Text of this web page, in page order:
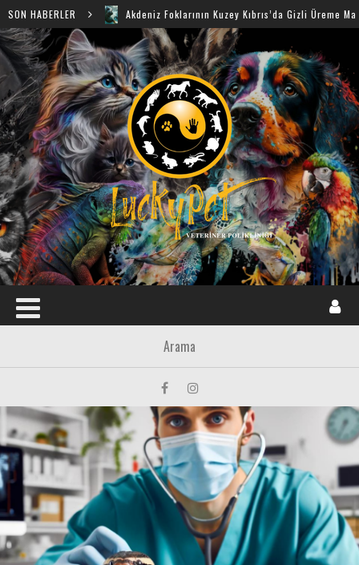
SON HABERLER Akdeniz Foklarının Kuzey Kıbrıs’da Gizli Üreme Mağaraları